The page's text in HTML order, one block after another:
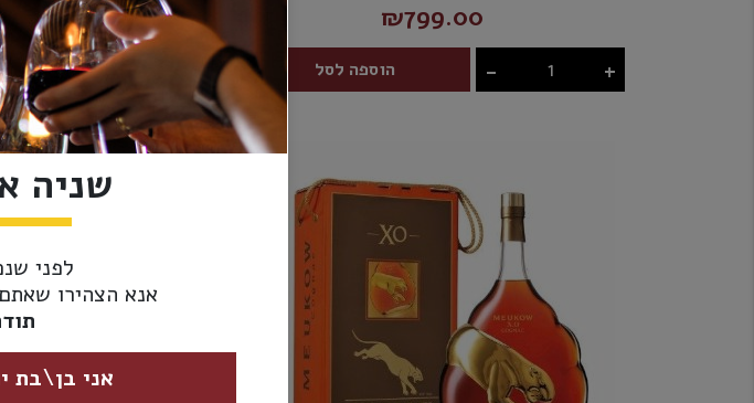
₪799.00
- + הוספה לסל -
שניה
לפני
אנא הצהירו שאתם
אני בן\בת